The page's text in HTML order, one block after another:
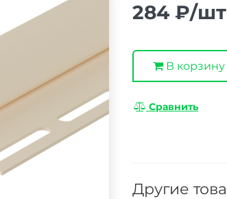
284 ₽/шт
В корзину
Сравнить
Другие